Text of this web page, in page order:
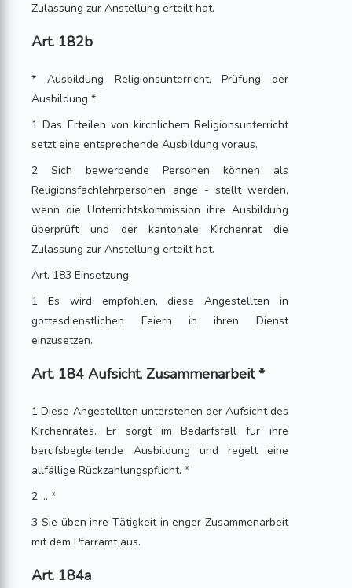
Zulassung zur Anstellung erteilt hat.
Art. 182b
* Ausbildung Religionsunterricht, Prüfung der
Ausbildung *
1 Das Erteilen von kirchlichem Religionsunterricht
setzt eine entsprechende Ausbildung voraus.
2 Sich bewerbende Personen können als
Religionsfachlehrpersonen ange - stellt werden,
wenn die Unterrichtskommission ihre Ausbildung
überprüft und der kantonale Kirchenrat die
Zulassung zur Anstellung erteilt hat.
Art. 183 Einsetzung
1 Es wird empfohlen, diese Angestellten in
gottesdienstlichen Feiern in ihren Dienst
einzusetzen.
Art. 184 Aufsicht, Zusammenarbeit *
1 Diese Angestellten unterstehen der Aufsicht des
Kirchenrates. Er sorgt im Bedarfsfall für ihre
berufsbegleitende Ausbildung und regelt eine
allfällige Rückzahlungspflicht. *
2 ... *
3 Sie üben ihre Tätigkeit in enger Zusammenarbeit
mit dem Pfarramt aus.
Art. 184a